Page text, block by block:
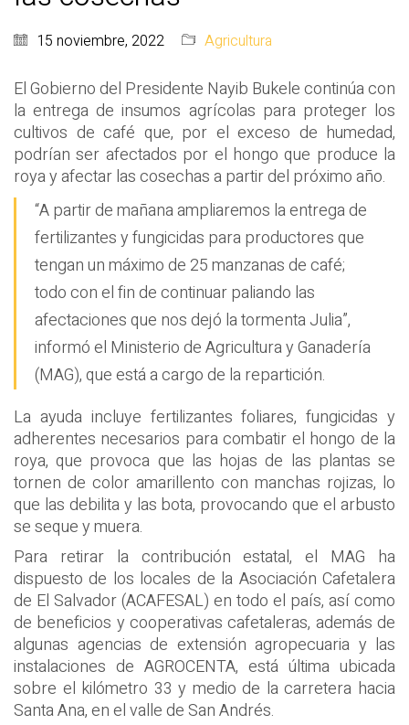
15 noviembre, 2022 Agricultura
El Gobierno del Presidente Nayib Bukele continúa con
la entrega de insumos agrícolas para proteger los
cultivos de café que, por el exceso de humedad,
podrían ser afectados por el hongo que produce la
roya y afectar las cosechas a partir del próximo año.
“A partir de mañana ampliaremos la entrega de
fertilizantes y fungicidas para productores que
tengan un máximo de 25 manzanas de café;
todo con el fin de continuar paliando las
afectaciones que nos dejó la tormenta Julia”,
informó el Ministerio de Agricultura y Ganadería
(MAG), que está a cargo de la repartición.
La ayuda incluye fertilizantes foliares, fungicidas y
adherentes necesarios para combatir el hongo de la
roya, que provoca que las hojas de las plantas se
tornen de color amarillento con manchas rojizas, lo
que las debilita y las bota, provocando que el arbusto
se seque y muera.
Para retirar la contribución estatal, el MAG ha
dispuesto de los locales de la Asociación Cafetalera
de El Salvador (ACAFESAL) en todo el país, así como
de beneficios y cooperativas cafetaleras, además de
algunas agencias de extensión agropecuaria y las
instalaciones de AGROCENTA, está última ubicada
sobre el kilómetro 33 y medio de la carretera hacia
Santa Ana, en el valle de San Andrés.